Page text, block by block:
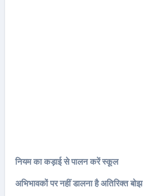
नियम का कड़ाई से पालन करें स्कूल
अभिभावकों पर नहीं डालना है अतिरिक्त बोझ